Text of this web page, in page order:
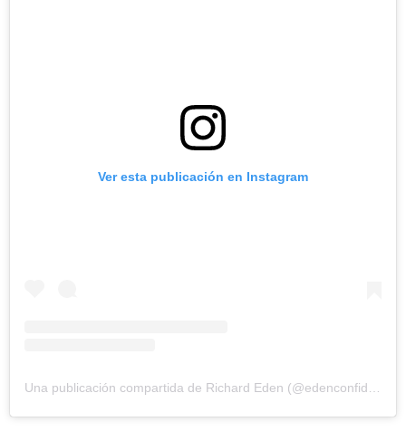
Ver esta publicación en Instagram